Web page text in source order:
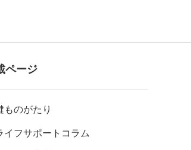
ページ
ものがたり
イフサポートコラム